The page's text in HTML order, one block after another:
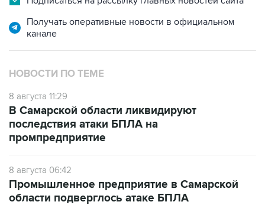
Получать оперативные новости в официальном
канале
НОВОСТИ ПО ТЕМЕ
8 августа 11:29
В Самарской области ликвидируют
последствия атаки БПЛА на
промпредприятие
8 августа 06:42
Промышленное предприятие в Самарской
области подверглось атаке БПЛА